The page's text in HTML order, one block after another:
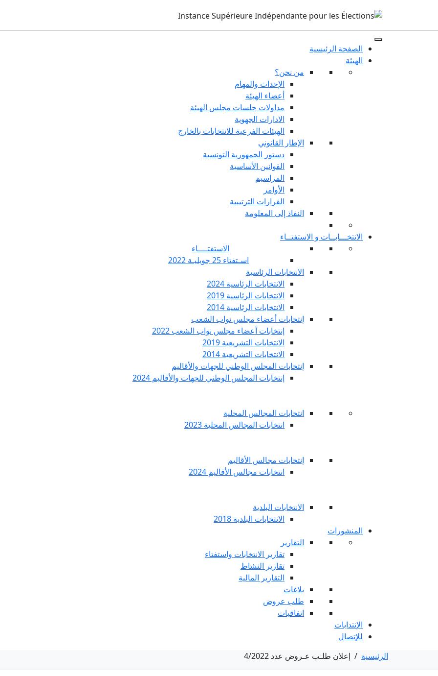
الصفحة الرئيسية
الهيئة
من نحن؟
الإحداث والمهام
أعضاء الهيئة
مداولات جلسات مجلس الهيئة
الادارات الجهوية
الهيئات الفرعية للانتخابات بالخارج
الإطار القانوني
دستور الجمهورية التونسية
القوانين الأساسية
المراسيم
الأوامر
القرارات الترتيبية
النفاذ إلى المعلومة
الانتخـــابــات و الاستفتــاء
الاستفتــــاء
اسـتفتاء 25 جويليـة 2022
الانتخابات الرئاسية
الانتخابات الرئاسية 2024
الانتخابات الرئاسية 2019
الانتخابات الرئاسية 2014
إنتخابات أعضاء مجلس نواب الشعب
إنتخابات أعضاء مجلس نواب الشعب 2022
الانتخابات التشريعية 2019
الانتخابات التشريعية 2014
إنتخابات المجلس الوطني للجهات والأقاليم
إنتخابات المجلس الوطني للجهات والأقاليم 2024
انتخابات المجالس المحلية
انتخابات المجالس المحلية 2023
إنتخابات مجالس الأقاليم
انتخابات مجالس الأقاليم 2024
الانتخابات البلدية
الانتخابات البلدية 2018
المنشورات
التقارير
تقارير الانتخابات واستفتاء
تقارير النشاط
التقارير المالية
بلاغات
طلب عروض
اتفاقيات
الإنتدابات
للإتصال
الرئيسية / إعلان طلـب عـروض عدد 4/2022